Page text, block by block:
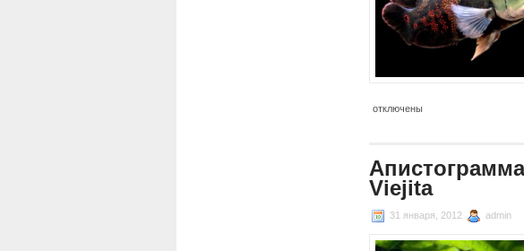
отключены
Viejita
31 января, 2012 admin